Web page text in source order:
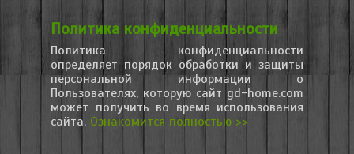
Политика конфиденциальности
Политика конфиденциальности
определяет порядок обработки и защиты
персональной информации о
Пользователях, которую сайт gd-home.com
может получить во время использования
сайта. Ознакомится полностью >>